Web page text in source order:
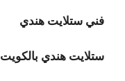
فني ستلايت هندي
ستلايت هندي بالكويت